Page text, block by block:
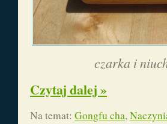
czarka i
Czytaj dalej »
Na temat: Gongfu cha,